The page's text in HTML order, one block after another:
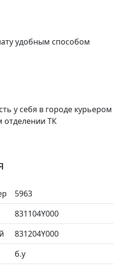
удобным способом
у себя в городе курьером
ТК
5963
831104Y000
831204Y000
б.у